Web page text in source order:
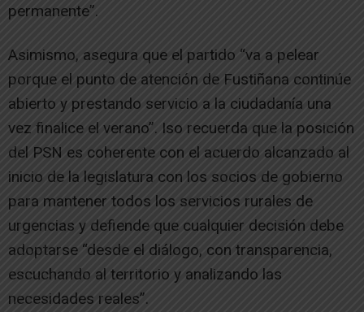
permanente”.
Asimismo, asegura que el partido “va a pelear
porque el punto de atención de Fustiñana continúe
abierto y prestando servicio a la ciudadanía una
vez finalice el verano”. Iso recuerda que la posición
del PSN es coherente con el acuerdo alcanzado al
inicio de la legislatura con los socios de gobierno
para mantener todos los servicios rurales de
urgencias y defiende que cualquier decisión debe
adoptarse “desde el diálogo, con transparencia,
escuchando al territorio y analizando las
necesidades reales”.